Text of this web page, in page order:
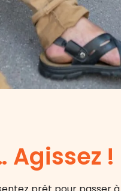
Agissez !